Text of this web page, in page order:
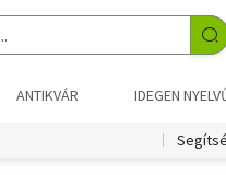
ANTIKVÁR IDEGEN